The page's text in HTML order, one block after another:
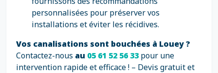
personnalisées pour préserver vos
installations et éviter les récidives.
Vos canalisations sont bouchées à Louey ?
Contactez-nous au 05 61 52 56 33 pour une
intervention rapide et efficace ! – Devis gratuit et